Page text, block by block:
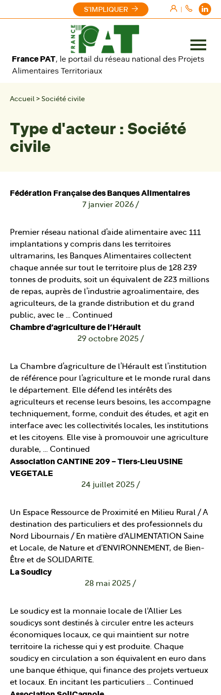
|
France PAT, le portail du réseau national des Projets
Alimentaires Territoriaux
S'IMPLIQUER
Ouvrir
le
Accueil > Société civile
Type d'acteur : Société
civile
Fédération Française des Banques Alimentaires
7 janvier 2026 /
Premier réseau national d’aide alimentaire avec 111
implantations y compris dans les territoires
ultramarins, les Banques Alimentaires collectent
chaque année sur tout le territoire plus de 128 239
tonnes de produits, soit un équivalent de 223 millions
de repas, auprès de l’industrie agroalimentaire, des
agriculteurs, de la grande distribution et du grand
public, avec le … Continued
Chambre d’agriculture de l’Hérault
29 octobre 2025 /
La Chambre d’agriculture de l’Hérault est l’institution
de référence pour l’agriculture et le monde rural dans
le département. Elle défend les intérêts des
agriculteurs et recense leurs besoins, les accompagne
techniquement, forme, conduit des études, et agit en
interface avec les collectivités locales, les institutions
et les citoyens. Elle vise à promouvoir une agriculture
durable, … Continued
Association CANTINE 209 – Tiers-Lieu USINE
VEGETALE
24 juillet 2025 /
Un Espace Ressource de Proximité en Milieu Rural / A
destination des particuliers et des professionnels du
Nord Libournais / En matière d'ALIMENTATION Saine
et Locale, de Nature et d'ENVIRONNEMENT, de Bien-
Être et de SOLIDARITE.
La Soudicy
28 mai 2025 /
Le soudicy est la monnaie locale de l'Allier Les
soudicys sont destinés à circuler entre les acteurs
économiques locaux, ce qui maintient sur notre
territoire la richesse qui y est produite. Chaque
soudicy en circulation a son équivalent en euro dans
une banque éthique, qui finance des projets vertueux
et locaux. En incitant les particuliers … Continued